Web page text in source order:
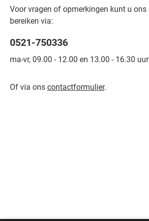
Voor vragen of opmerkingen kunt u ons
bereiken via:
0521-750336
ma-vr, 09.00 - 12.00 en 13.00 - 16.30 uur
Of via ons contactformulier.